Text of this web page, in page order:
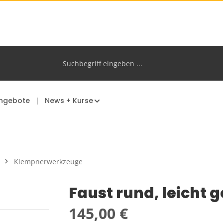
News + Kurse
Klempnerwerkzeuge
Faust rund, leicht
Regulärer Preis:
145,00 €